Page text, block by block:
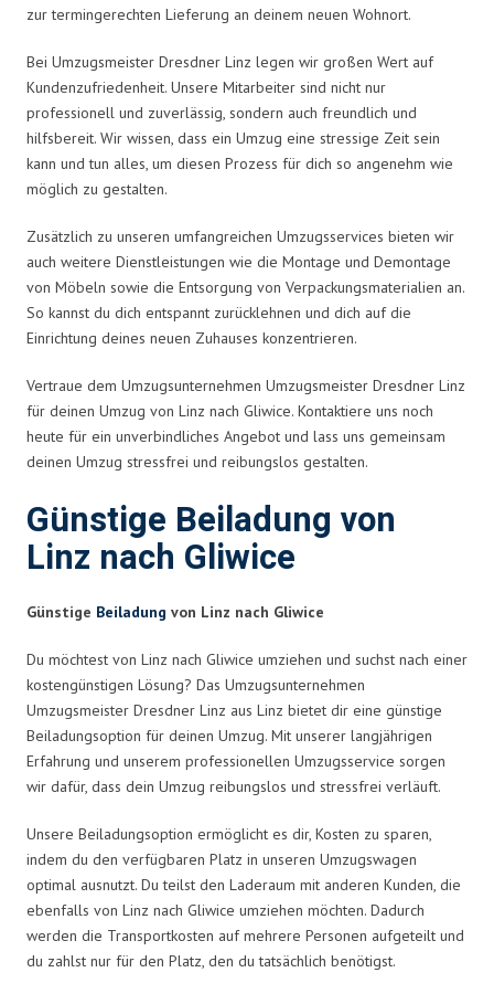
zur termingerechten Lieferung an deinem neuen Wohnort.
Bei Umzugsmeister Dresdner Linz legen wir großen Wert auf
Kundenzufriedenheit. Unsere Mitarbeiter sind nicht nur
professionell und zuverlässig, sondern auch freundlich und
hilfsbereit. Wir wissen, dass ein Umzug eine stressige Zeit sein
kann und tun alles, um diesen Prozess für dich so angenehm wie
möglich zu gestalten.
Zusätzlich zu unseren umfangreichen Umzugsservices bieten wir
auch weitere Dienstleistungen wie die Montage und Demontage
von Möbeln sowie die Entsorgung von Verpackungsmaterialien an.
So kannst du dich entspannt zurücklehnen und dich auf die
Einrichtung deines neuen Zuhauses konzentrieren.
Vertraue dem Umzugsunternehmen Umzugsmeister Dresdner Linz
für deinen Umzug von Linz nach Gliwice. Kontaktiere uns noch
heute für ein unverbindliches Angebot und lass uns gemeinsam
deinen Umzug stressfrei und reibungslos gestalten.
Günstige Beiladung von
Linz nach Gliwice
Günstige Beiladung von Linz nach Gliwice
Du möchtest von Linz nach Gliwice umziehen und suchst nach einer
kostengünstigen Lösung? Das Umzugsunternehmen
Umzugsmeister Dresdner Linz aus Linz bietet dir eine günstige
Beiladungsoption für deinen Umzug. Mit unserer langjährigen
Erfahrung und unserem professionellen Umzugsservice sorgen
wir dafür, dass dein Umzug reibungslos und stressfrei verläuft.
Unsere Beiladungsoption ermöglicht es dir, Kosten zu sparen,
indem du den verfügbaren Platz in unseren Umzugswagen
optimal ausnutzt. Du teilst den Laderaum mit anderen Kunden, die
ebenfalls von Linz nach Gliwice umziehen möchten. Dadurch
werden die Transportkosten auf mehrere Personen aufgeteilt und
du zahlst nur für den Platz, den du tatsächlich benötigst.